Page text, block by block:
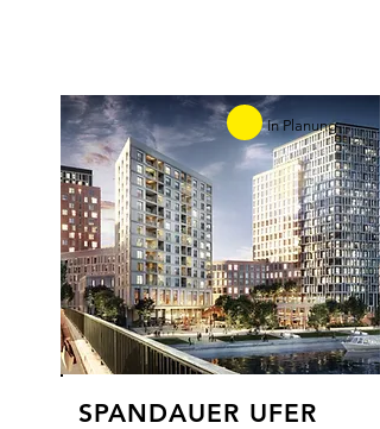
In Planung
SPANDAUER UFER